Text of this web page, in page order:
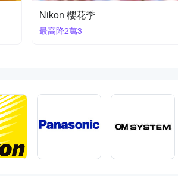
富士熱銷新款
下殺93折起再獨家贈